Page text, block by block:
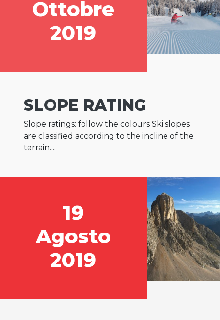
Ottobre
2019
SLOPE RATING
Slope ratings: follow the colours Ski slopes
are classified according to the incline of the
terrain....
19
Agosto
2019